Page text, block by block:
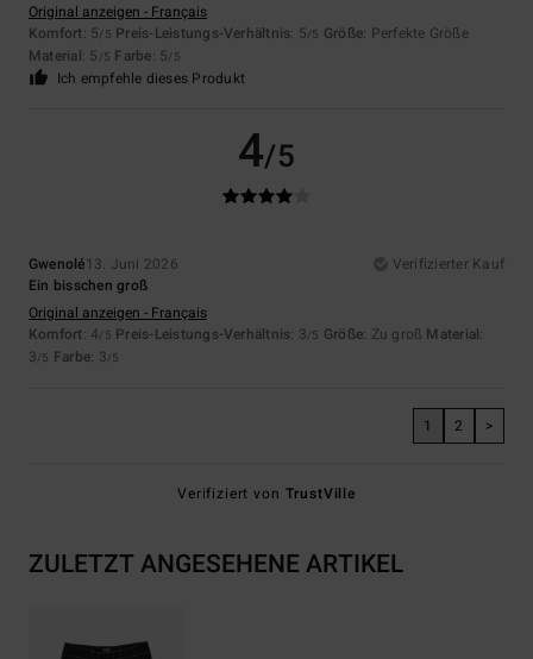
Original anzeigen - Français
Komfort: 5/5 Preis-Leistungs-Verhältnis: 5/5 Größe: Perfekte Größe
Material: 5 /5 Farbe: 5/5
Ich empfehle dieses Produkt
4/5
Gwenolé13. Juni 2026
Verifizierter Kauf
Ein bisschen groß
Original anzeigen - Français
Komfort: 4/5 Preis-Leistungs-Verhältnis: 3/5 Größe: Zu groß Material:
3/5 Farbe: 3/5
1 2 >
Verifiziert von TrustVille
ZULETZT ANGESEHENE ARTIKEL